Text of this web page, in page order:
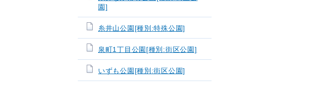
園]
糸井山公園[種別:特殊公園]
泉町1丁目公園[種別:街区公園]
いずも公園[種別:街区公園]